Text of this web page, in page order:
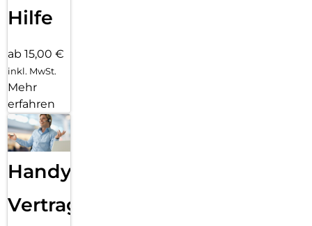
Hilfe
ab 15,00 €
inkl. MwSt.
Mehr
erfahren
Handy
Vertragsabwicklung